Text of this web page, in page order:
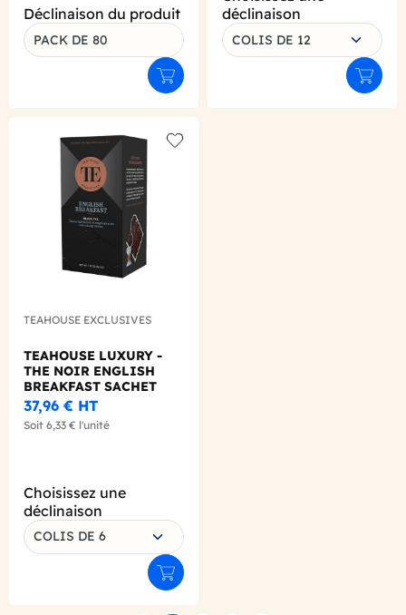
Déclinaison du produit
PACK DE 80
Ajouter au panier
déclinaison
COLIS DE 12
TEAHOUSE EXCLUSIVES
TEAHOUSE LUXURY -
THE NOIR ENGLISH
BREAKFAST SACHET
3.5G X15
37,96 € HT
Soit 6,33 € l'unité
Choisissez une
déclinaison
COLIS DE 6
Ajouter au panier